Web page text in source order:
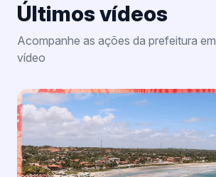
Últimos vídeos
Acompanhe as ações da prefeitura em
vídeo